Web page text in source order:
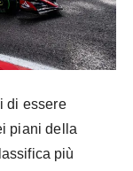
di essere
piani della
più